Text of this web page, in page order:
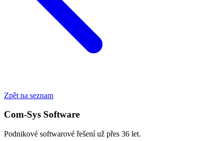
Zpět na seznam
Com-Sys Software
Podnikové softwarové řešení už přes 36 let.